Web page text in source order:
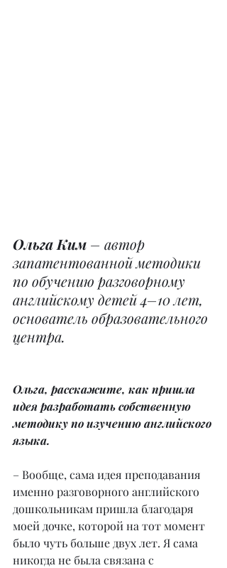
Ольга Ким – автор
запатентованной методики
по обучению разговорному
английскому детей 4–10 лет,
основатель образовательного
центра.
Ольга, расскажите, как пришла
идея разработать собственную
методику по изучению английского
языка.
– Вообще, сама идея преподавания
именно разговорного английского
дошкольникам пришла благодаря
моей дочке, которой на тот момент
было чуть больше двух лет. Я сама
никогда не была связана с